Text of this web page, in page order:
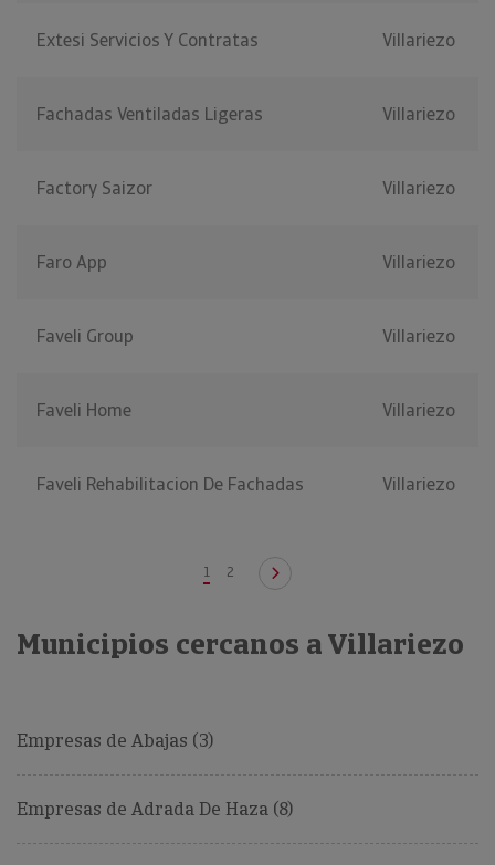
Extesi Servicios Y Contratas Villariezo
Fachadas Ventiladas Ligeras Villariezo
Factory Saizor Villariezo
Faro App Villariezo
Faveli Group Villariezo
Faveli Home Villariezo
Faveli Rehabilitacion De Fachadas Villariezo
1 2
Municipios cercanos a Villariezo
Empresas de Abajas (3)
Empresas de Adrada De Haza (8)